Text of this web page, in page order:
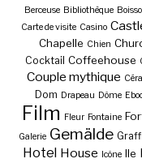
Berceuse Bibliothèque
Carte de visite Casino
Chapelle Chien
Cocktail Coffeehouse
Couple mythique
Dom Drapeau Dôme
Film Fleur Fontaine
Galerie Gemälde
Hotel House Icône Ile